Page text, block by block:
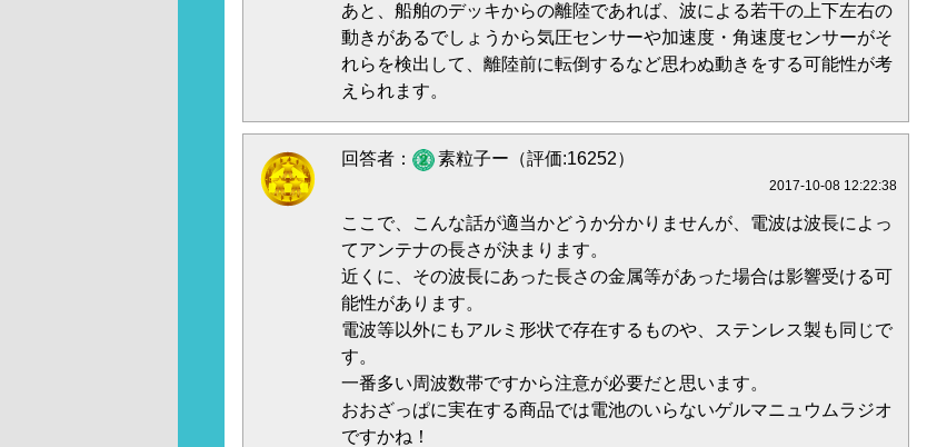
あと、船舶のデッキからの離陸であれば、波による若干の上下左右の
動きがあるでしょうから気圧センサーや加速度・角速度センサーがそ
れらを検出して、離陸前に転倒するなど思わぬ動きをする可能性が考
えられます。
回答者： 素粒子ー（評価:16252）
2017-10-08 12:22:38
ここで、こんな話が適当かどうか分かりませんが、電波は波長によっ
てアンテナの長さが決まります。
近くに、その波長にあった長さの金属等があった場合は影響受ける可
能性があります。
電波等以外にもアルミ形状で存在するものや、ステンレス製も同じで
す。
一番多い周波数帯ですから注意が必要だと思います。
おおざっぱに実在する商品では電池のいらないゲルマニュウムラジオ
ですかね！